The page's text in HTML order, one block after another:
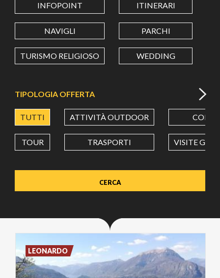
LONGITUDINE
Value in decimal degrees. Use dot (.) as decimal separator.
INFOPOINT ITINERARI
NAVIGLI PARCHI
TURISMO RELIGIOSO WEDDING
TIPOLOGIA OFFERTA
TUTTI ATTIVITÀ OUTDOOR CORSI
TOUR TRASPORTI VISITE
LEONARDO